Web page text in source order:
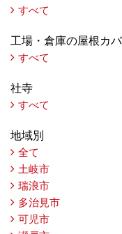
すべて
工場・倉庫の屋根カ
すべて
社寺
すべて
地域別
全て
土岐市
瑞浪市
多治見市
可児市